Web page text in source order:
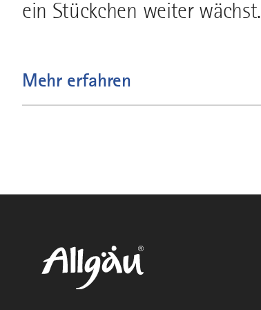
ein Stückchen weiter wächst.
Mehr erfahren